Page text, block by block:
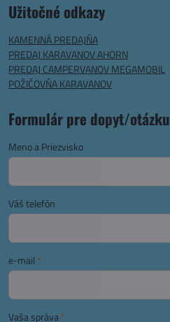
Užitočné odkazy
KAMENNÁ PREDAJŇA
PREDAJ KARAVANOV AHORN
PREDAJ CAMPERVANOV MEGAMOBIL
POŽIČOVŇA KARAVANOV
Formulár pre dopyt/otázku
Meno a Priezvisko
Váš telefón
e-mail *
Vaša správa*